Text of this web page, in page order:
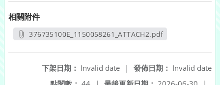
相關附件
376735100E_1150058261_ATTACH2.pdf
發佈日期： Invalid date
下架日期： Invalid date
|